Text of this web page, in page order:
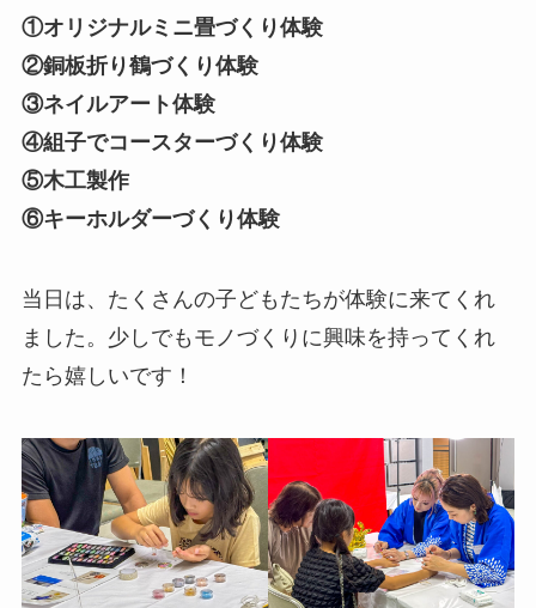
①オリジナルミニ畳づくり体験
②銅板折り鶴づくり体験
③ネイルアート体験
④組子でコースターづくり体験
⑤木工製作
⑥キーホルダーづくり体験
当日は、たくさんの子どもたちが体験に来てくれ
ました。少しでもモノづくりに興味を持ってくれ
たら嬉しいです！